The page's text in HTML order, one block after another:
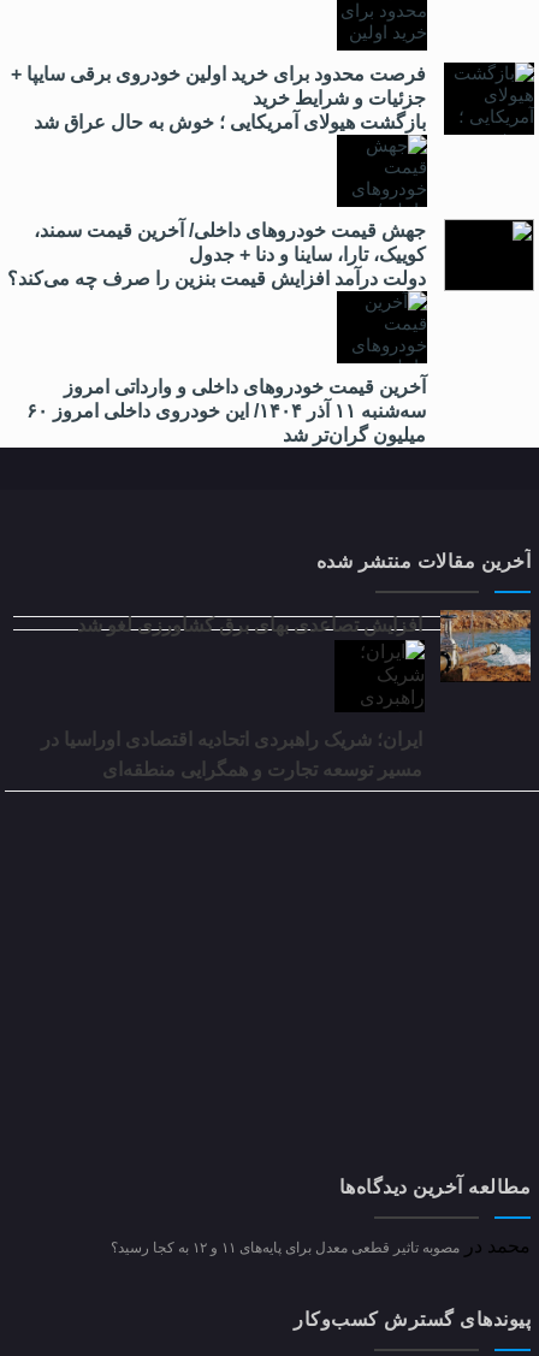
فرصت محدود برای خرید اولین خودروی برقی سایپا +
جزئیات و شرایط خرید
بازگشت هیولای آمریکایی‌ ؛ خوش به حال عراق شد
جهش قیمت خودروهای داخلی/ آخرین قیمت سمند،
کوییک، تارا، ساینا و دنا + جدول
دولت درآمد افزایش قیمت بنزین را صرف چه می‌کند؟
آخرین قیمت خودروهای داخلی و وارداتی امروز
سه‌شنبه ۱۱ آذر ۱۴۰۴/ این خودروی داخلی امروز ۶۰
میلیون گران‌تر شد
آخرین مقالات منتشر شده
افزایش تصاعدی بهای برق کشاورزی لغو شد
ایران؛ شریک راهبردی اتحادیه اقتصادی اوراسیا در
مسیر توسعه تجارت و همگرایی منطقه‌ای
مطالعه آخرین دیدگاه‌ها
محمد در مصوبه تاثیر قطعی معدل برای پایه‌های ۱۱ و ۱۲ به کجا رسید؟
پیوندهای گسترش کسب‌وکار